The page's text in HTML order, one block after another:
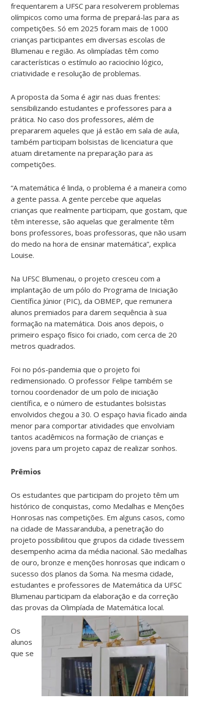
frequentarem a UFSC para resolverem problemas
olímpicos como uma forma de prepará-las para as
competições. Só em 2025 foram mais de 1000
crianças participantes em diversas escolas de
Blumenau e região. As olimpíadas têm como
características o estímulo ao raciocínio lógico,
criatividade e resolução de problemas.
A proposta da Soma é agir nas duas frentes:
sensibilizando estudantes e professores para a
prática. No caso dos professores, além de
prepararem aqueles que já estão em sala de aula,
também participam bolsistas de licenciatura que
atuam diretamente na preparação para as
competições.
“A matemática é linda, o problema é a maneira como
a gente passa. A gente percebe que aquelas
crianças que realmente participam, que gostam, que
têm interesse, são aquelas que geralmente têm
bons professores, boas professoras, que não usam
do medo na hora de ensinar matemática”, explica
Louise.
Na UFSC Blumenau, o projeto cresceu com a
implantação de um pólo do Programa de Iniciação
Científica Júnior (PIC), da OBMEP, que remunera
alunos premiados para darem sequência à sua
formação na matemática. Dois anos depois, o
primeiro espaço físico foi criado, com cerca de 20
metros quadrados.
Foi no pós-pandemia que o projeto foi
redimensionado. O professor Felipe também se
tornou coordenador de um polo de iniciação
científica, e o número de estudantes bolsistas
envolvidos chegou a 30. O espaço havia ficado ainda
menor para comportar atividades que envolviam
tantos acadêmicos na formação de crianças e
jovens para um projeto capaz de realizar sonhos.
Prêmios
Os estudantes que participam do projeto têm um
histórico de conquistas, como Medalhas e Menções
Honrosas nas competições. Em alguns casos, como
na cidade de Massaranduba, a penetração do
projeto possibilitou que grupos da cidade tivessem
desempenho acima da média nacional. São medalhas
de ouro, bronze e menções honrosas que indicam o
sucesso dos planos da Soma. Na mesma cidade,
estudantes e professores de Matemática da UFSC
Blumenau participam da elaboração e da correção
das provas da Olimpíada de Matemática local.
Os
alunos
que se